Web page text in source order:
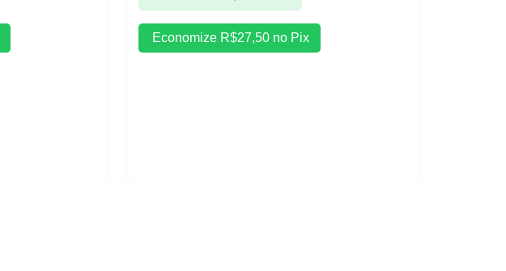
Economize R$27,50 no Pix